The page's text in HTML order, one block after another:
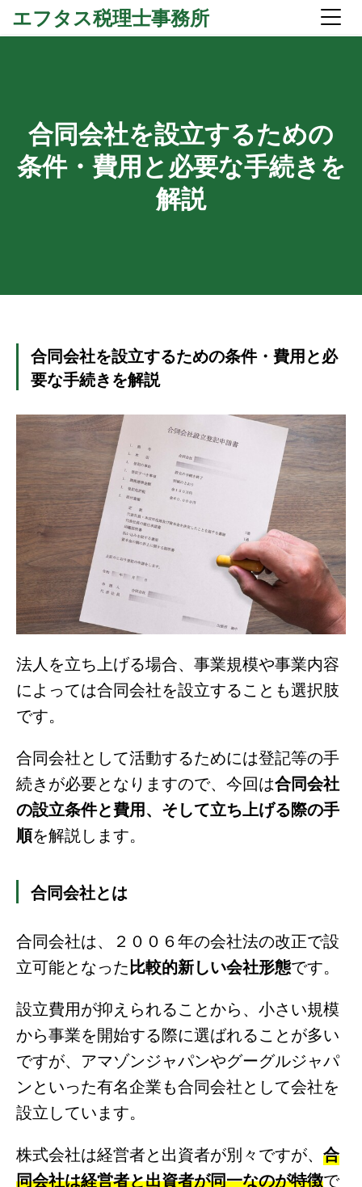
エフタス税理士事務所
合同会社を設立するための
条件・費用と必要な手続きを
解説
合同会社を設立するための条件・費用と必
要な手続きを解説
法人を立ち上げる場合、事業規模や事業内容
によっては合同会社を設立することも選択肢
です。
合同会社として活動するためには登記等の手
続きが必要となりますので、今回は合同会社
の設立条件と費用、そして立ち上げる際の手
順を解説します。
合同会社とは
合同会社は、２００６年の会社法の改正で設
立可能となった比較的新しい会社形態です。
設立費用が抑えられることから、小さい規模
から事業を開始する際に選ばれることが多い
ですが、アマゾンジャパンやグーグルジャパ
ンといった有名企業も合同会社として会社を
設立しています。
株式会社は経営者と出資者が別々ですが、 合
同会社は経営者と出資者が同一なのが特徴で